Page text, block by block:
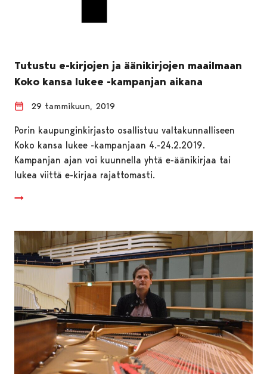
Tutustu e-kirjojen ja äänikirjojen maailmaan
Koko kansa lukee -kampanjan aikana
29 tammikuun, 2019
Porin kaupunginkirjasto osallistuu valtakunnalliseen
Koko kansa lukee -kampanjaan 4.-24.2.2019.
Kampanjan ajan voi kuunnella yhtä e-äänikirjaa tai
lukea viittä e-kirjaa rajattomasti.